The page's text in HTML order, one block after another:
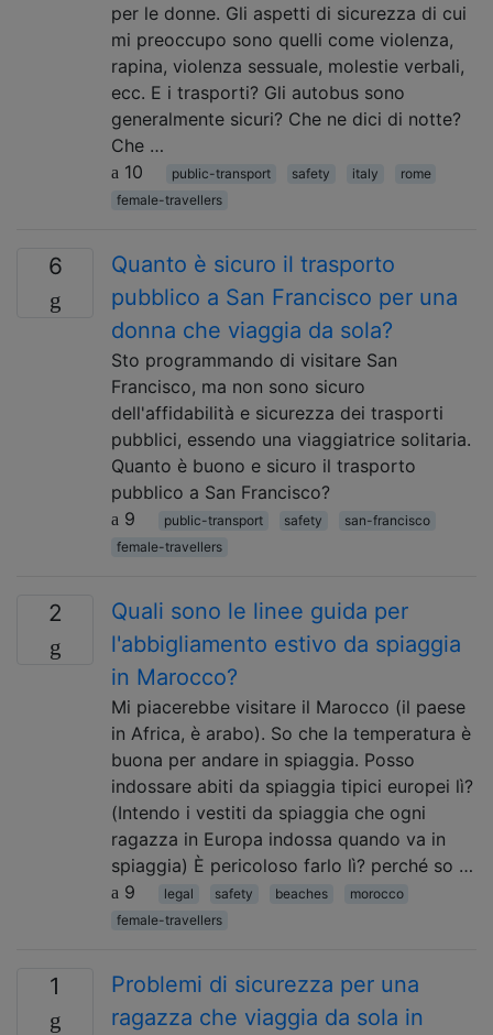
per le donne. Gli aspetti di sicurezza di cui
mi preoccupo sono quelli come violenza,
rapina, violenza sessuale, molestie verbali,
ecc. E i trasporti? Gli autobus sono
generalmente sicuri? Che ne dici di notte?
Che …
10
public-transport safety italy
rome
female-travellers
6
Quanto è sicuro il trasporto
pubblico a San Francisco per una
donna che viaggia da sola?
Sto programmando di visitare San
Francisco, ma non sono sicuro
dell'affidabilità e sicurezza dei trasporti
pubblici, essendo una viaggiatrice solitaria.
Quanto è buono e sicuro il trasporto
pubblico a San Francisco?
9
public-transport safety
san-francisco
female-travellers
2
Quali sono le linee guida per
l'abbigliamento estivo da spiaggia
in Marocco?
Mi piacerebbe visitare il Marocco (il paese
in Africa, è arabo). So che la temperatura è
buona per andare in spiaggia. Posso
indossare abiti da spiaggia tipici europei lì?
(Intendo i vestiti da spiaggia che ogni
ragazza in Europa indossa quando va in
spiaggia) È pericoloso farlo lì? perché so …
9
legal safety beaches
morocco
female-travellers
1
Problemi di sicurezza per una
ragazza che viaggia da sola in